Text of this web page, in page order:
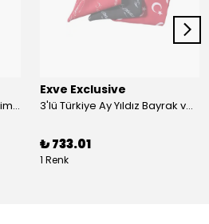
3'lü Mustafa Kemal Atatürk imzalı ve Türkiye Ay Yıldız Bayraklı Kadın Fular Seti
Exve Exclusive
3'lü Türkiye Ay Yıldız Bayrak ve Mustafa Kemal Atatürk imzalı Kırmızı Siyah Yaka Mendili Seti
₺ 733.01
1 Renk